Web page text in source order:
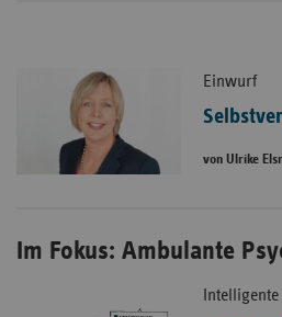
Einwurf
von Ulrike
Im Fokus: Ambulante